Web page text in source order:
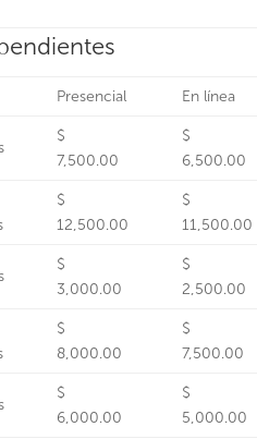
Presencial En línea
$
7,500.00
$
6,500.00
$
12,500.00
$
11,500.00
$
3,000.00
$
2,500.00
$
8,000.00
$
7,500.00
$
6,000.00
$
5,000.00